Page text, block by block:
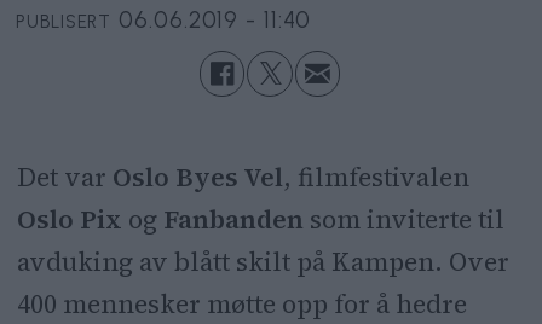
PUBLISERT 06.06.2019 - 11:40
Det var Oslo Byes Vel, filmfestivalen
Oslo Pix og Fanbanden som inviterte til
avduking av blått skilt på Kampen. Over
400 mennesker møtte opp for å hedre